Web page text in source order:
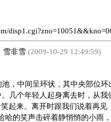
雪非雪(2009-10-29 12:49:59)
，中间呈环状，其中央部位
几个年轻人起身离去时，从
起来。离开时跟我们说着再
哈的笑声击碎着静悄悄的小雨